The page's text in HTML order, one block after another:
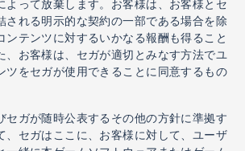
よって放棄します。お客様は、お客様とセ
される明示的な契約の一部である場合を除
ンテンツに対するいかなる報酬も得ること
、お客様は、セガが適切とみなす方法でユ
ツをセガが使用できることに同意するもの
セガが随時公表するその他の方針に準拠す
、セガはここに、お客様に対して、ユーザ